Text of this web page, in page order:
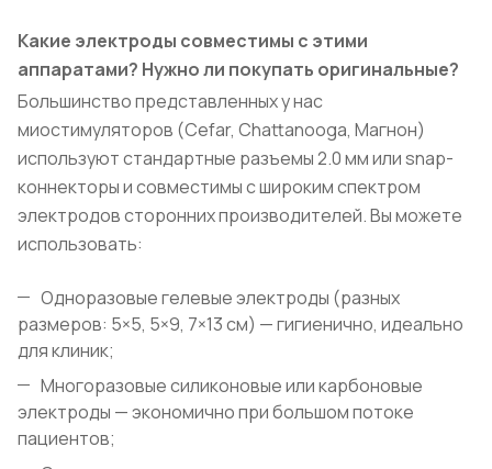
Какие электроды совместимы с этими
аппаратами? Нужно ли покупать оригинальные?
Большинство представленных у нас
миостимуляторов (Cefar, Chattanooga, Магнон)
используют стандартные разъемы 2.0 мм или snap-
коннекторы и совместимы с широким спектром
электродов сторонних производителей. Вы можете
использовать:
Одноразовые гелевые электроды (разных
размеров: 5×5, 5×9, 7×13 см) — гигиенично, идеально
для клиник;
Многоразовые силиконовые или карбоновые
электроды — экономично при большом потоке
пациентов;